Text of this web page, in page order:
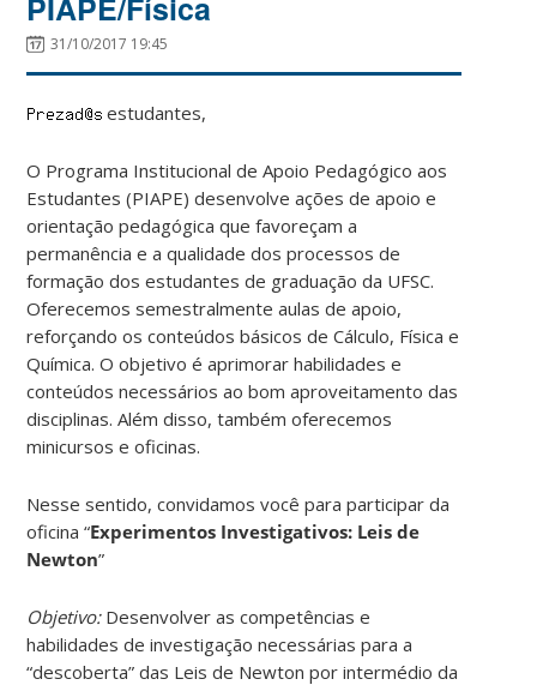
31/10/2017 19:45
estudantes,
O Programa Institucional de Apoio Pedagógico aos
Estudantes (PIAPE) desenvolve ações de apoio e
orientação pedagógica que favoreçam a
permanência e a qualidade dos processos de
formação dos estudantes de graduação da UFSC.
Oferecemos semestralmente aulas de apoio,
reforçando os conteúdos básicos de Cálculo, Física e
Química. O objetivo é aprimorar habilidades e
conteúdos necessários ao bom aproveitamento das
disciplinas. Além disso, também oferecemos
minicursos e oficinas.
Nesse sentido, convidamos você para participar da
oficina “Experimentos Investigativos: Leis de
Newton”
Objetivo:Desenvolver as competências e
habilidades de investigação necessárias para a
“descoberta” das Leis de Newton por intermédio da